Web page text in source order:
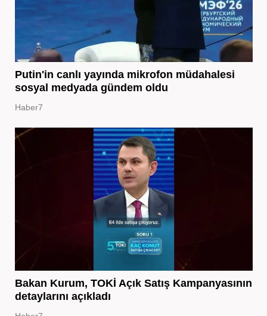
Putin'in canlı yayında mikrofon müdahalesi
sosyal medyada gündem oldu
Haber7
Bakan Kurum, TOKİ Açık Satış Kampanyasının
detaylarını açıkladı